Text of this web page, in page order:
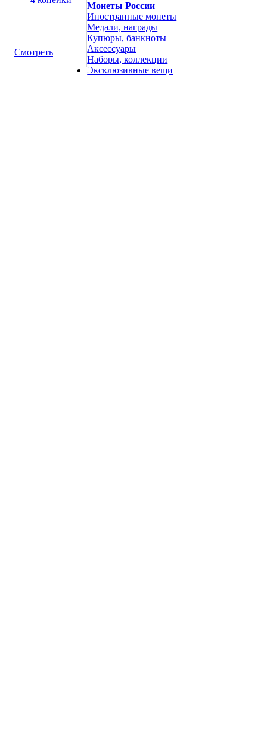
Смотреть
Монеты России
Иностранные монеты
Медали, награды
Купюры, банкноты
Аксессуары
Наборы, коллекции
Эксклюзивные вещи